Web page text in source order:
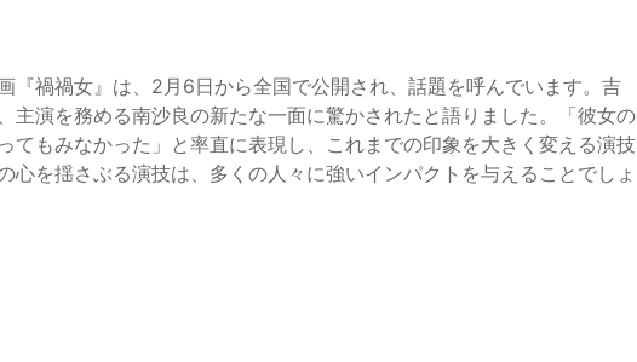
『禍禍女』は、2月6日から全国で公開され、話題を呼んでいます。吉
主演を務める南沙良の新たな一面に驚かされたと語りました。「彼女の
てもみなかった」と率直に表現し、これまでの印象を大きく変える演技
心を揺さぶる演技は、多くの人々に強いインパクトを与えることでしょ